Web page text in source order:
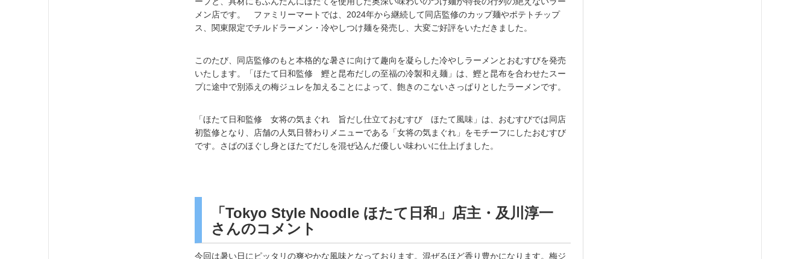
メン店です。 ファミリーマートでは、2024年から継続して同店監修のカップ麺やポテトチップ
ス、関東限定でチルドラーメン・冷やしつけ麺を発売し、大変ご好評をいただきました。
このたび、同店監修のもと本格的な暑さに向けて趣向を凝らした冷やしラーメンとおむすびを発売
いたします。「ほたて日和監修 鰹と昆布だしの至福の冷製和え麺」は、鰹と昆布を合わせたスー
プに途中で別添えの梅ジュレを加えることによって、飽きのこないさっぱりとしたラーメンです。
「ほたて日和監修 女将の気まぐれ 旨だし仕立ておむすび ほたて風味」は、おむすびでは同店
初監修となり、店舗の人気日替わりメニューである「女将の気まぐれ」をモチーフにしたおむすび
です。さばのほぐし身とほたてだしを混ぜ込んだ優しい味わいに仕上げました。
「Tokyo Style Noodle ほたて日和」店主・及川淳一
さんのコメント
今回は暑い日にピッタリの爽やかな風味となっております。混ぜるほど香り豊かになります。梅ジ